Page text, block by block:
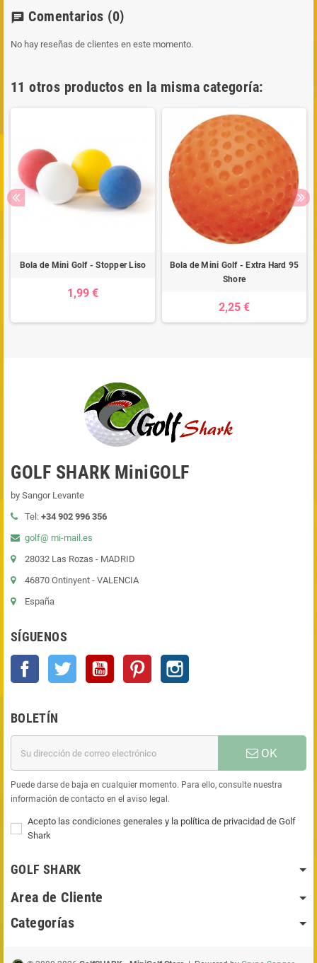
chat Comentarios (0)
No hay reseñas de clientes en este momento.
11 otros productos en la misma categoría:
Bola de Mini Golf - Stopper Liso
1,99 €
Bola de Mini Golf - Extra Hard 95
Shore
2,25 €
GOLF SHARK MiniGOLF
by Sangor Levante
Tel: +34 902 996 356
golf@ mi-mail.es
28032 Las Rozas - MADRID
46870 Ontinyent - VALENCIA
España
SÍGUENOS
Facebook Twitter YouTube Pinterest
BOLETÍN
OK
Puede darse de baja en cualquier momento. Para ello, consulte nuestra
información de contacto en el aviso legal.
Acepto las condiciones generales y la política de privacidad de Golf
Shark
GOLF SHARK
Area de Cliente
Categorías